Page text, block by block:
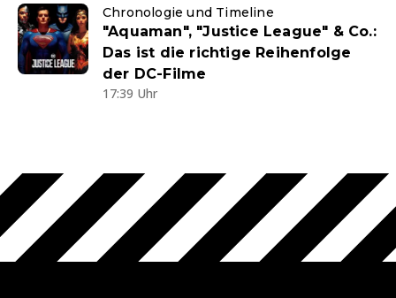
Chronologie und Timeline
"Aquaman", "Justice League" & Co.:
Das ist die richtige Reihenfolge
der DC-Filme
17:39 Uhr